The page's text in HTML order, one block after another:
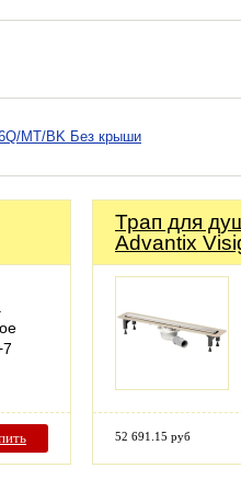
MT/BK Без крыши
Трап для
Advantix
52 691.15 руб